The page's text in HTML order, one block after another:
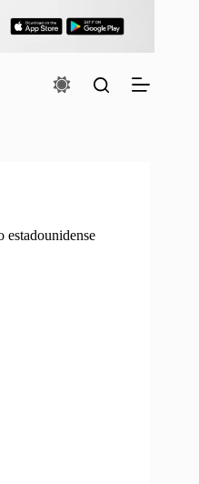
estadounidense